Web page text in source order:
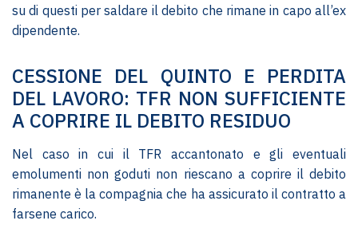
su di questi per saldare il debito che rimane in capo all’ex
dipendente.
CESSIONE DEL QUINTO E PERDITA
DEL LAVORO: TFR NON SUFFICIENTE
A COPRIRE IL DEBITO RESIDUO
Nel caso in cui il TFR accantonato e gli eventuali
emolumenti non goduti non riescano a coprire il debito
rimanente è la compagnia che ha assicurato il contratto a
farsene carico.